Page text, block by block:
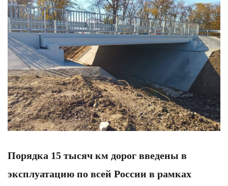
Порядка 15 тысяч км дорог введены в
эксплуатацию по всей России в рамках